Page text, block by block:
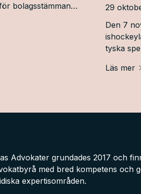
bolagsstämman
en för vad man har
29
Den 7
tyska
skadorna
Läs mer
Advokater grundades 2017 och
med bred kompetens och
expertisområden.